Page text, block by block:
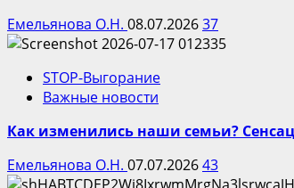
Емельянова О.Н. 08.07.202637
STOP-Выгорание
Важные новости
Как изменились наши семьи?
Емельянова О.Н. 07.07.202643